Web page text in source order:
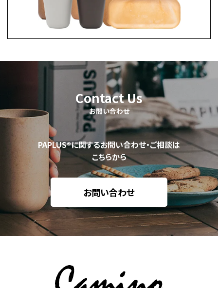
Contact Us
お問い合わせ
PAPLUS®に関するお問い合わせ・ご相談は
こちらから
お問い合わせ